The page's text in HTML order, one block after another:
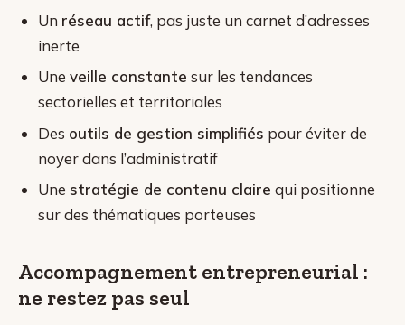
Un réseau actif, pas juste un carnet d’adresses
inerte
Uneveille constante sur les tendances
sectorielles et territoriales
Des outils de gestion simplifiés pour éviter de
noyer dans l’administratif
Une stratégie de contenu claire qui positionne
sur des thématiques porteuses
Accompagnement entrepreneurial :
ne restez pas seul